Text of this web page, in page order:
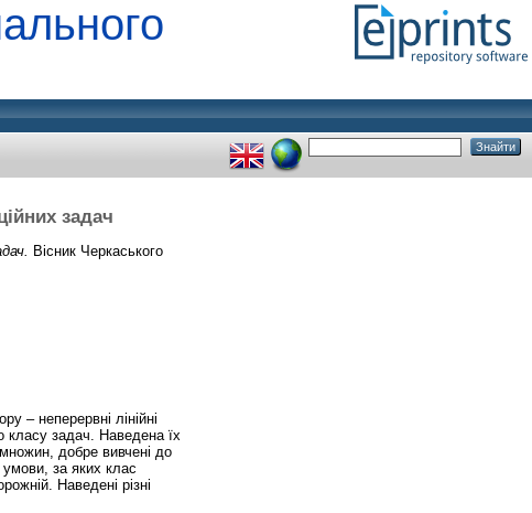
задач
Вісник Черкаського
– неперервні лінійні
класу задач. Наведена їх
множин, добре вивчені до
за яких клас
Наведені різні